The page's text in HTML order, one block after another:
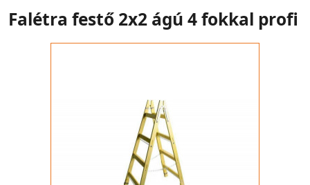
Falétra festő 2x2 ágú 4 fokkal profi